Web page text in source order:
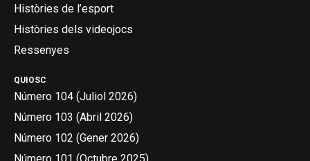
QUIOSC
Número 104 (Juliol 2026)
Número 103 (Abril 2026)
Número 102 (Gener 2026)
Històries de l’esport
Històries dels videojocs
Ressenyes